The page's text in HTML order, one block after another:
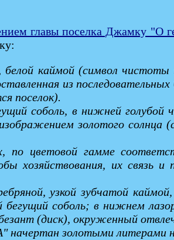
главы поселка Джамку "О
каймой (символ чистоты
из
поселок).
соболь, в нижней
золотого
по цветовой гамме
хозяйствования, их связь и
узкой зубчатой
бегущий соболь; в нижнем
(диск), окруженный
золотыми литерами на